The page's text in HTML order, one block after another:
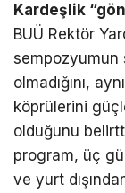
Kardeşlik
BUÜ Rektör
sempozyumun
olmadığını,
köprülerini
olduğunu
program, üç
ve yurt